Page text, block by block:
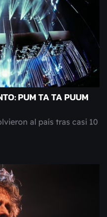
PUM TA TA PUUM
al país tras casi 10